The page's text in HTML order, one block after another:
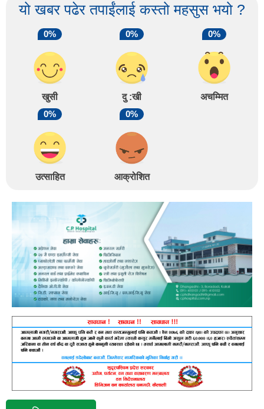
यो खबर पढेर तपाईंलाई कस्तो महसुस भयो ?
0%
खुसी
0%
दु :खी
0%
अचम्मित
0%
उत्साहित
0%
आक्रोशित